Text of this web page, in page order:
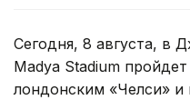
Сегодня, 8 августа, в
Madya Stadium
лондонским «Челси» и